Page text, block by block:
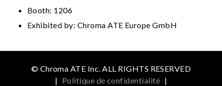
Booth: 1206
Exhibited by: Chroma ATE Europe GmbH
© Chroma ATE Inc. ALL RIGHTS RESERVED
| Politique de confidentialité |